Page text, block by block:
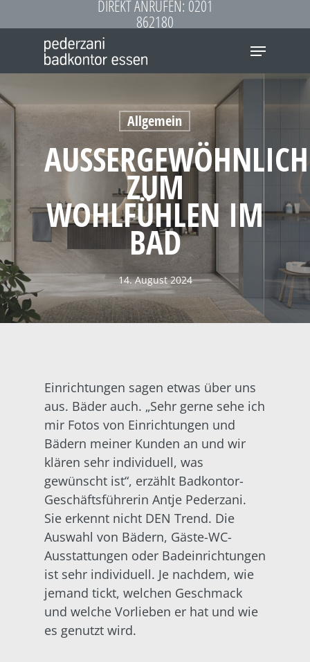
to
DIREKT ANRUFEN: 0201
862180
Menu
Allgemein
UM W
OHLFÜHLEN IM B
AD
14. August 2024
Einrichtungen sagen etwas über uns
aus. Bäder auch. „Sehr gerne sehe ich
mir Fotos von Einrichtungen und
Bädern meiner Kunden an und wir
klären sehr individuell, was
gewünscht ist“, erzählt Badkontor-
Geschäftsführerin Antje Pederzani.
Sie erkennt nicht DEN Trend. Die
Auswahl von Bädern, Gäste-WC-
Ausstattungen oder Badeinrichtungen
ist sehr individuell. Je nachdem, wie
jemand tickt, welchen Geschmack
und welche Vorlieben er hat und wie
es genutzt wird.